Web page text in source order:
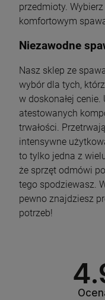
przedmioty.
komfortowym
Niezawodne
Nasz sklep ze
wybór dla tych,
w doskonałej
atestowanych
trwałości.
intensywne
to tylko jedna z
że sprzęt odmówi
tego spodziewasz.
pewno znajdziesz
potrzeb!